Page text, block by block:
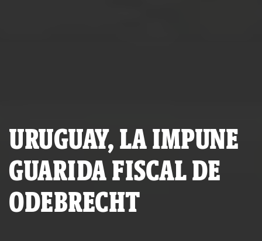
URUGUAY, LA IMPUNE
GUARIDA FISCAL DE
ODEBRECHT